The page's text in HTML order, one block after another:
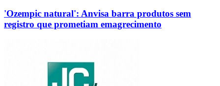
'Ozempic natural': Anvisa barra produtos sem
registro que prometiam emagrecimento